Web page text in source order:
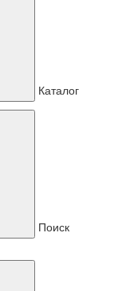
Каталог
Поиск